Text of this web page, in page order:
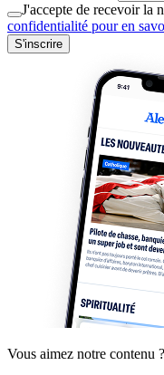
J'accepte de recevoir la
confidentialité pour en
S'inscrire
Vous aimez notre contenu ?